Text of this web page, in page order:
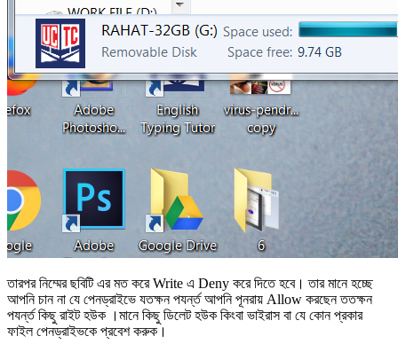
তারপর নিম্মের ছবিটি এর মত করে Write এ Deny করে দিতে হবে। তার মানে হচ্ছে
আপনি চান না যে পেনড্রাইভে যতক্ষন পযর্ন্ত আপনি পূনরায় Allow করছেন ততক্ষন
পযর্ন্ত কিছু রাইট হউক ।মানে কিছু ডিলেট হউক কিংবা ভাইরাস বা যে কোন প্রকার
ফাইল পেনড্রাইভকে প্রবেশ করুক।